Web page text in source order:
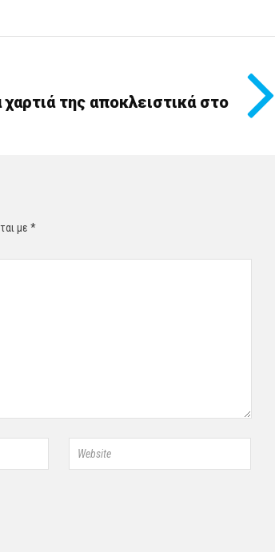
χαρτιά της αποκλειστικά στο
με *